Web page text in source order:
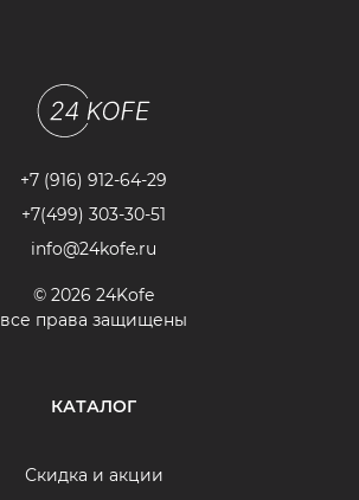
+7 (916) 912-64-29
+7(499) 303-30-51
info@24kofe.ru
© 2026 24Kofe
все права защищены
КАТАЛОГ
Скидка и акции